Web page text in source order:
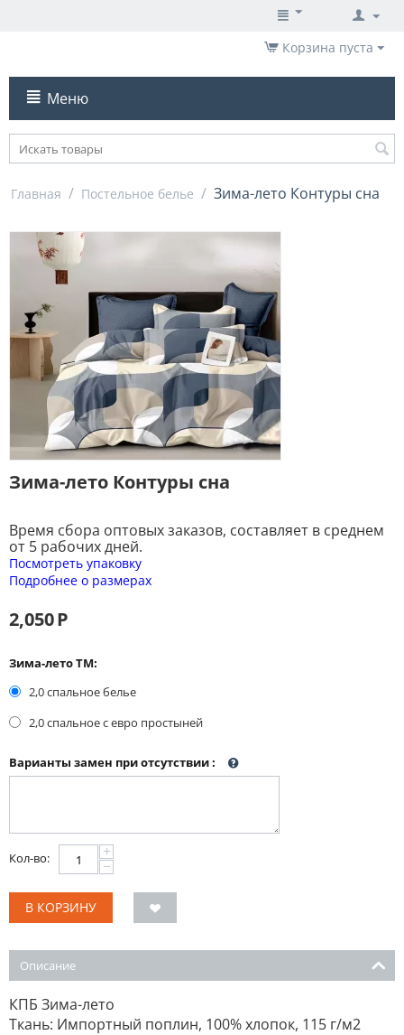
Корзина пуста
Меню
Главная / Постельное белье / Зима-лето Контуры сна
Зима-лето Контуры сна
Время сбора оптовых заказов, составляет в среднем
от 5 рабочих дней.
Посмотреть упаковку
Подробнее о размерах
2,050Р
Зима-лето ТМ:
2,0 спальное белье
2,0 спальное с евро простыней
Варианты замен при отсутствии:
Кол-во: +
−
В КОРЗИНУ
Описание
КПБ Зима-лето
Ткань: Импортный поплин, 100% хлопок, 115 г/м2